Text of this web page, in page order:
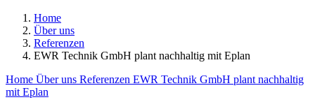
Home
Über uns
Referenzen
EWR Technik GmbH plant nachhaltig mit Eplan
Home Über uns Referenzen EWR Technik GmbH plant nachhaltig
mit Eplan